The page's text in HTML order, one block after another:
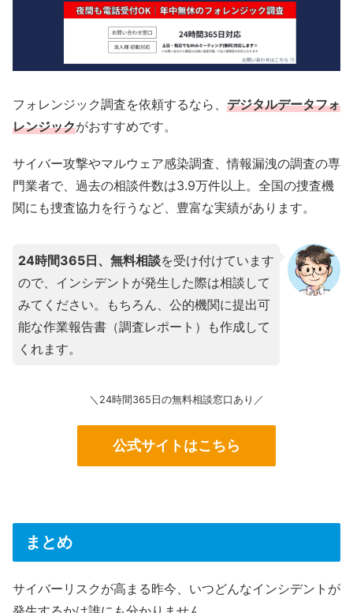
フォレンジック調査を依頼するなら、 デジタルデータフォ
レンジックがおすすめです。
サイバー攻撃やマルウェア感染調査、情報漏洩の調査の専
門業者で、過去の相談件数は3.9万件以上。全国の捜査機
関にも捜査協力を行うなど、豊富な実績があります。
24時間365日、無料相談を受け付けています
ので、インシデントが発生した際は相談して
みてください。もちろん、公的機関に提出可
能な作業報告書（調査レポート）も作成して
くれます。
＼24時間365日の無料相談窓口あり／
公式サイトはこちら
まとめ
サイバーリスクが高まる昨今、いつどんなインシデントが